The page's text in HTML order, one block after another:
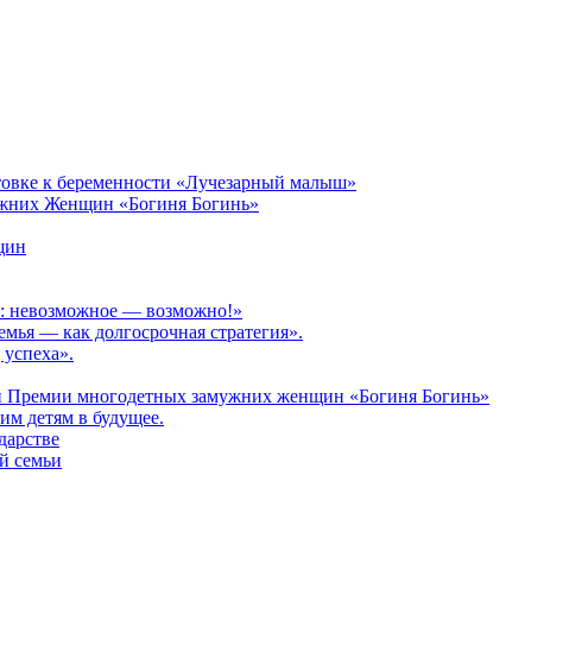
к беременности «Лучезарный малыш»
Женщин «Богиня Богинь»
невозможное — возможно!»
— как долгосрочная стратегия».
Премии многодетных замужних женщин «Богиня Богинь»
детям в будущее.
семьи